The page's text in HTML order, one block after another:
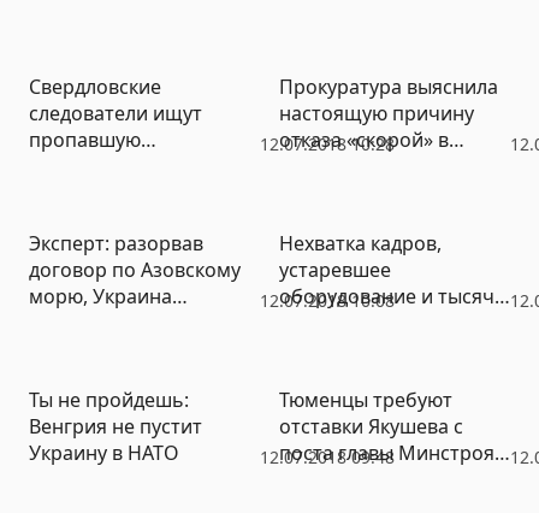
12.07.2018 10:28
Свердловские
следователи ищут
пропавшую
(ФОТО)
Прокуратура выяснила
настоящую причину
отказа «скорой» в
12.07.2018 10:08
Эксперт: разорвав
договор по Азовскому
морю, Украина
Нехватка кадров,
устаревшее
оборудование и тысячи
выявила множество
проблем
12.07.2018 09:48
Ты не пройдешь:
Венгрия не пустит
Украину в НАТО
Тюменцы требуют
отставки Якушева с
поста главы Минстроя